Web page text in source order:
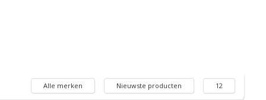
Alle merken Nieuwste producten 12